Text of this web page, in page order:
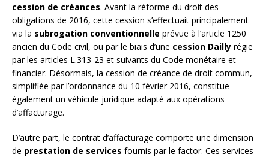
cession de créances. Avant la réforme du droit des
obligations de 2016, cette cession s’effectuait principalement
via la subrogation conventionnelle prévue à l’article 1250
ancien du Code civil, ou par le biais d’une cession Dailly régie
par les articles L.313-23 et suivants du Code monétaire et
financier. Désormais, la cession de créance de droit commun,
simplifiée par l’ordonnance du 10 février 2016, constitue
également un véhicule juridique adapté aux opérations
d’affacturage.
D’autre part, le contrat d’affacturage comporte une dimension
de prestation de services fournis par le factor. Ces services